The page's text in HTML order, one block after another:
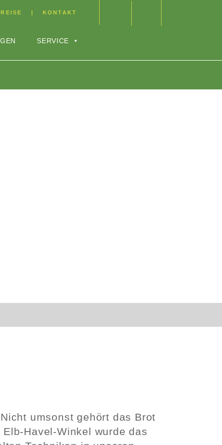
KONTAKT
SERVICE
umsonst gehört das Brot
Havel-Winkel wurde das